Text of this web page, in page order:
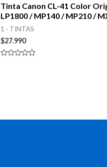
Tinta Canon CL-41 Color
LP1800 / MP140 / MP210 /
1 · TINTAS
$27.990